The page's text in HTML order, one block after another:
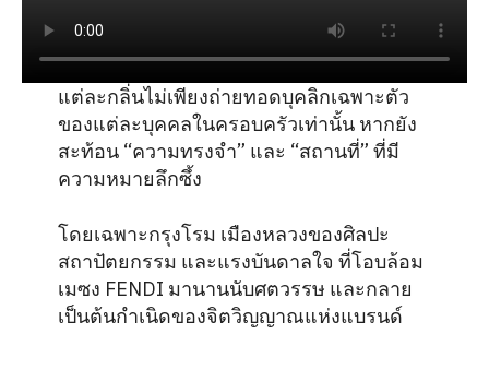
แต่ละกลิ่นไม่เพียงถ่ายทอดบุคลิกเฉพาะตัว
ของแต่ละบุคคลในครอบครัวเท่านั้น หากยัง
สะท้อน “ความทรงจำ” และ “สถานที่” ที่มี
ความหมายลึกซึ้ง
โดยเฉพาะกรุงโรม เมืองหลวงของศิลปะ
สถาปัตยกรรม และแรงบันดาลใจ ที่โอบล้อม
เมซง FENDI มานานนับศตวรรษ และกลาย
เป็นต้นกำเนิดของจิตวิญญาณแห่งแบรนด์